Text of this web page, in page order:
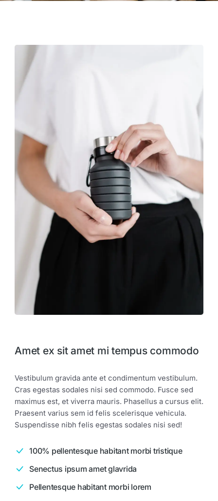
Amet ex sit amet mi tempus commodo
Vestibulum gravida ante et condimentum vestibulum.
Cras egestas sodales nisi sed commodo. Fusce sed
maximus est, et viverra mauris. Phasellus a cursus elit.
Praesent varius sem id felis scelerisque vehicula.
Suspendisse nibh felis egestas sodales nisi sed!
100% pellentesque habitant morbi tristique
Senectus ipsum amet glavrida
Pellentesque habitant morbi lorem